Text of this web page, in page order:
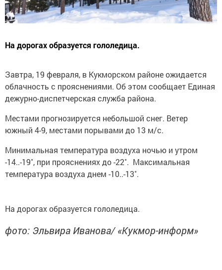
На дорогах образуется гололедица.
Завтра, 19 февраля, в Кукморском районе ожидается
облачность с прояснениями. Об этом сообщает Единая
дежурно-диспетчерская служба района.
Местами прогнозируется небольшой снег. Ветер
южный 4-9, местами порывами до 13 м/с.
Минимальная температура воздуха ночью и утром
-14..-19˚, при прояснениях до -22˚. Максимальная
температура воздуха днем -10..-13˚.
На дорогах образуется гололедица.
фото: Эльвира Иванова/ «Кукмор-информ»